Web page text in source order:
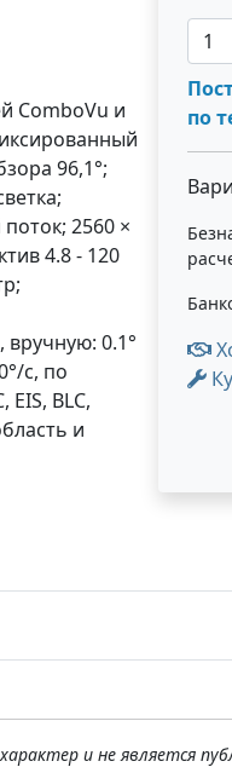
ComboVu и
96,1°;
2560 ×
4.8 - 120
вручную: 0.1°
с, по
EIS, BLC,
и
по
и не является